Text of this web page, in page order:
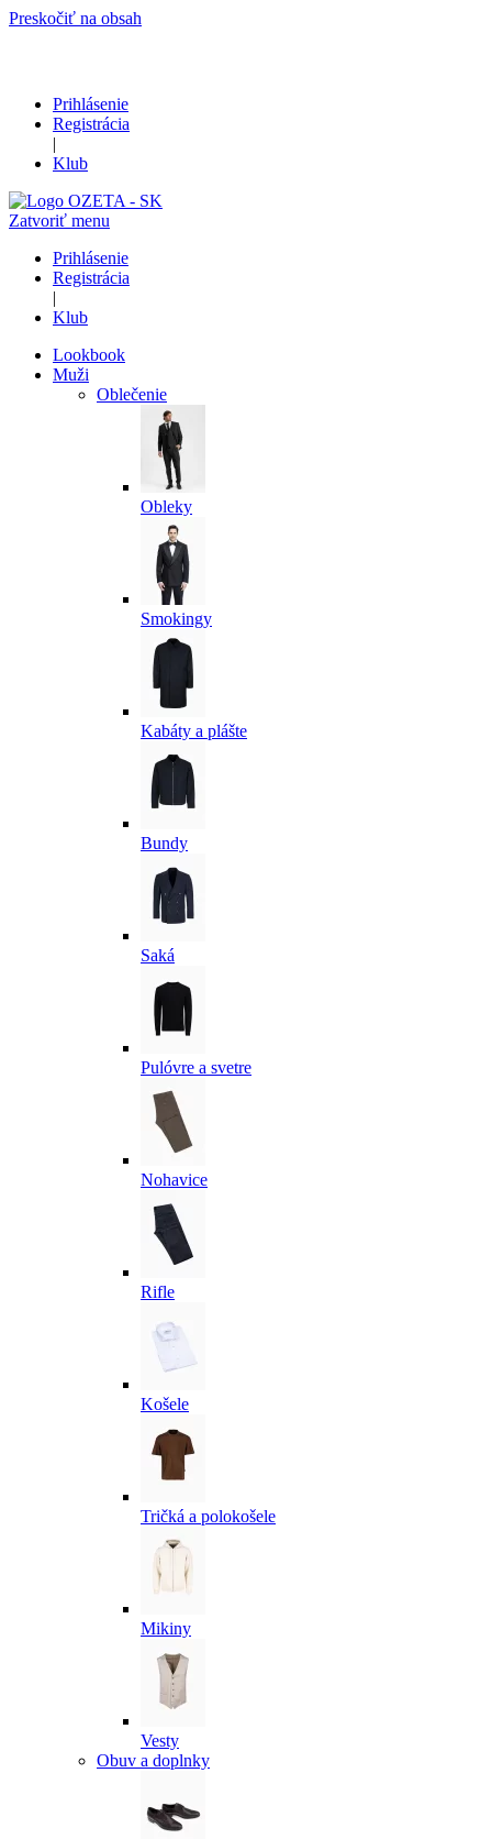
Preskočiť na obsah
Prihlásenie
Registrácia
|
Klub
Zatvoriť menu
Prihlásenie
Registrácia
|
Klub
Lookbook
Muži
Oblečenie
Obleky
Smokingy
Kabáty a plášte
Bundy
Saká
Pulóvre a svetre
Nohavice
Rifle
Košele
Tričká a polokošele
Mikiny
Vesty
Obuv a doplnky